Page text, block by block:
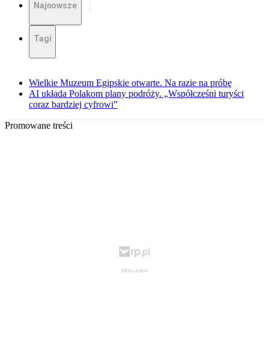
Najnowsze
Tagi
Wielkie Muzeum Egipskie otwarte. Na razie na próbę
AI układa Polakom plany podróży. „Współcześni turyści
coraz bardziej cyfrowi”
Promowane treści